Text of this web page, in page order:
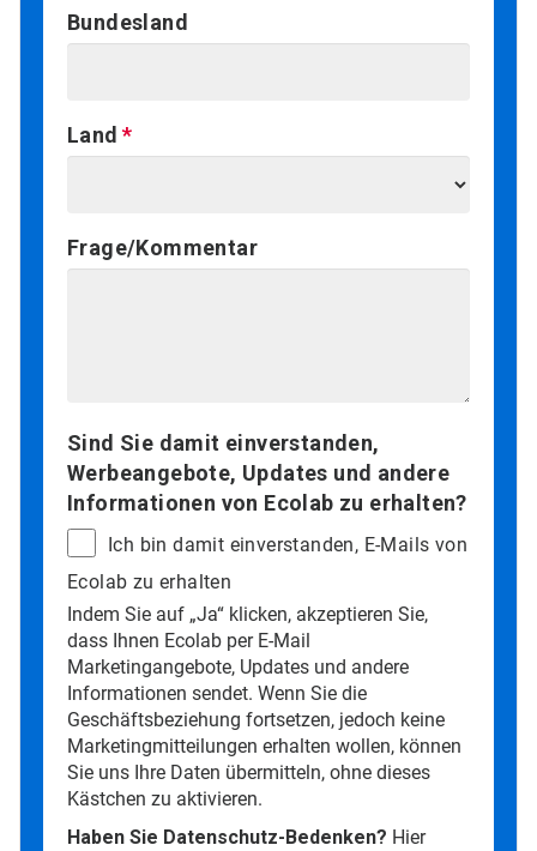
Bundesland
Land
Frage/Kommentar
Sind Sie damit einverstanden,
Werbeangebote, Updates und andere
Informationen von Ecolab zu erhalten?
Ich bin damit einverstanden, E-Mails von
Ecolab zu erhalten
Indem Sie auf „Ja“ klicken, akzeptieren Sie,
dass Ihnen Ecolab per E-Mail
Marketingangebote, Updates und andere
Informationen sendet. Wenn Sie die
Geschäftsbeziehung fortsetzen, jedoch keine
Marketingmitteilungen erhalten wollen, können
Sie uns Ihre Daten übermitteln, ohne dieses
Kästchen zu aktivieren.
Haben Sie Datenschutz-Bedenken? Hier